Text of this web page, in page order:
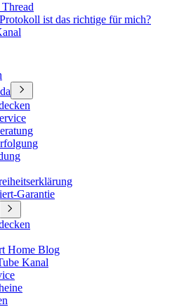
ist das richtige für mich?
Garantie
Home Blog
Kanal